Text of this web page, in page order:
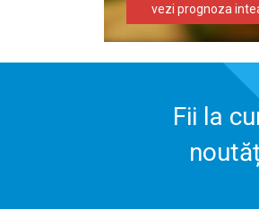
vezi prognoza
Fii la